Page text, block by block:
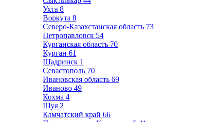
Ухта 8
Воркута 8
Северо-Казахстанская область 73
Петропавловск 54
Курганская область 70
Курган 61
Шадринск 1
Севастополь 70
Ивановская область 69
Иваново 49
Кохма 4
Шуя 2
Камчатский край 66